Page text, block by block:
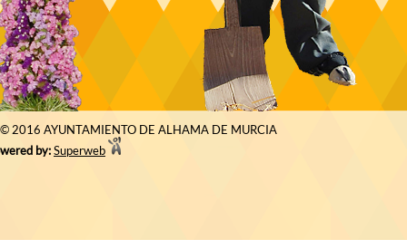
© 2016 AYUNTAMIENTO DE ALHAMA DE MURCIA
by:Superweb